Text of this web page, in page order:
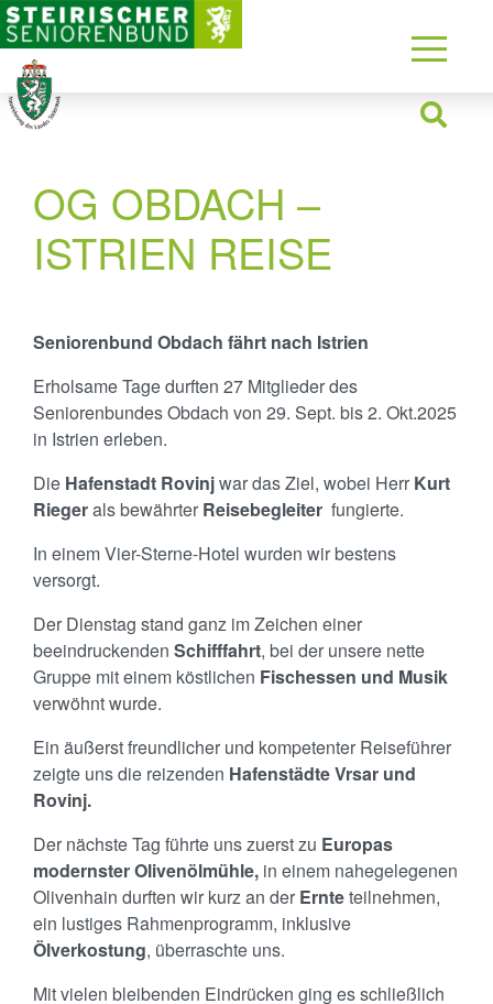
OG OBDACH –
ISTRIEN REISE
Seniorenbund Obdach fährt nach Istrien
Erholsame Tage durften 27 Mitglieder des
Seniorenbundes Obdach von 29. Sept. bis 2. Okt.2025
in Istrien erleben.
Die Hafenstadt Rovinjwar das Ziel, wobei Herr Kurt
Riegerals bewährter Reisebegleiter fungierte.
In einem Vier-Sterne-Hotel wurden wir bestens
versorgt.
Der Dienstag stand ganz im Zeichen einer
beeindruckenden Schifffahrt, bei der unsere nette
Gruppe mit einem köstlichen Fischessen und Musik
verwöhnt wurde.
Ein äußerst freundlicher und kompetenter Reiseführer
zeigte uns die reizenden Hafenstädte Vrsar und
Rovinj.
Der nächste Tag führte uns zuerst zu Europas
modernster Olivenölmühle, in einem nahegelegenen
Olivenhain durften wir kurz an der Ernteteilnehmen,
ein lustiges Rahmenprogramm, inklusive
Ölverkostung, überraschte uns.
Mit vielen bleibenden Eindrücken ging es schließlich